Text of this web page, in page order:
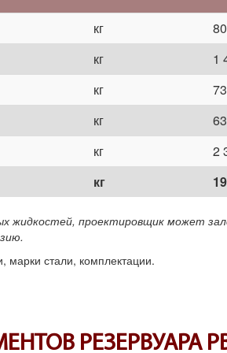
кг
кг
1
кг
кг
кг
2
кг
жидкостей, проектировщик может
стали, комплектации.
РЕЗЕРВУАРА